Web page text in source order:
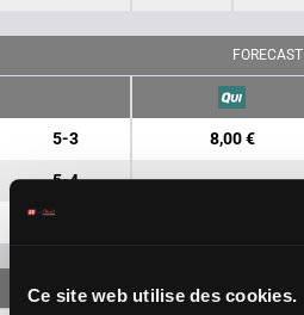
Ce site web utilise des cookies.
FORECAST
5-3 8,00 €
5-4
3-4